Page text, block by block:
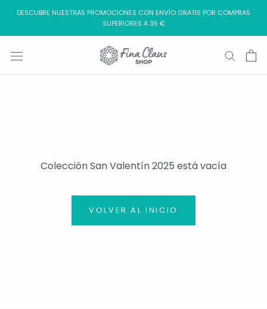
contenido
DESCUBRE NUESTRAS PROMOCIONES CON ENVÍO GRATIS POR COMPRAS
SUPERIORES A 35 €
Colección San Valentín 2025 está vacía
VOLVER AL INICIO